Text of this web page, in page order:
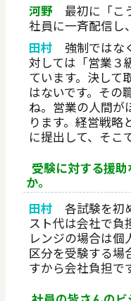
河野 最初に「こ
社員に一斉配信し
田村 強制ではな
対しては「営業３
ています。決して
はないです。その
ね。営業の人間が
ります。経営戦略
に提出して、そこ
受験に対する援
か。
田村 各試験を初
スト代は会社で負
レンジの場合は個
区分を受験する場
すから会社負担で